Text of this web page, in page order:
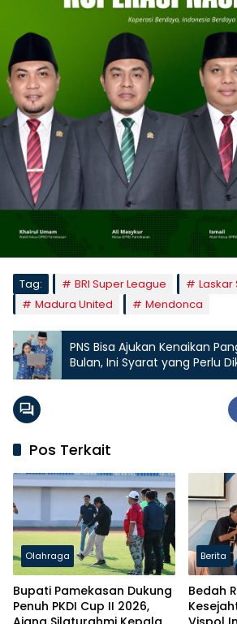
Tag: BRI Super League
Laskar
Madura United
Mendonca
PNS Bisa Ajukan Kenaikan
Bulan, Ini Syarat yang Perlu
Pos Terkait
Olahraga
Bupati Pamekasan Dukung
Penuh PKDI Cup II 2026,
Berita
Bedah